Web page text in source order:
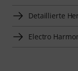
Detaillierte
Electro